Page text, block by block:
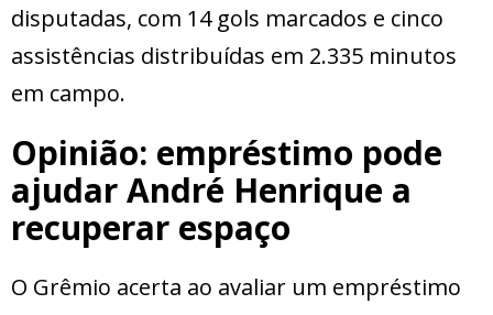
disputadas, com 14 gols marcados e cinco
assistências distribuídas em 2.335 minutos
em campo.
Opinião: empréstimo pode
ajudar André Henrique a
recuperar espaço
O Grêmio acerta ao avaliar um empréstimo